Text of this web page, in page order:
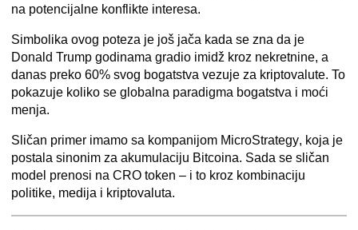
na potencijalne konflikte interesa.
Simbolika ovog poteza je još jača kada se zna da je
Donald Trump godinama gradio imidž kroz nekretnine, a
danas preko 60% svog bogatstva vezuje za kriptovalute. To
pokazuje koliko se globalna paradigma bogatstva i moći
menja.
Sličan primer imamo sa kompanijom MicroStrategy, koja je
postala sinonim za akumulaciju Bitcoina. Sada se sličan
model prenosi na CRO token – i to kroz kombinaciju
politike, medija i kriptovaluta.